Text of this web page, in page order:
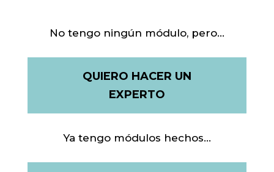
No tengo ningún módulo, pero…
QUIERO HACER UN
EXPERTO
Ya tengo módulos hechos…